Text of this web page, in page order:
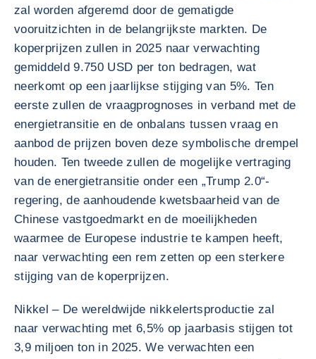
zal worden afgeremd door de gematigde
vooruitzichten in de belangrijkste markten. De
koperprijzen zullen in 2025 naar verwachting
gemiddeld 9.750 USD per ton bedragen, wat
neerkomt op een jaarlijkse stijging van 5%. Ten
eerste zullen de vraagprognoses in verband met de
energietransitie en de onbalans tussen vraag en
aanbod de prijzen boven deze symbolische drempel
houden. Ten tweede zullen de mogelijke vertraging
van de energietransitie onder een „Trump 2.0“-
regering, de aanhoudende kwetsbaarheid van de
Chinese vastgoedmarkt en de moeilijkheden
waarmee de Europese industrie te kampen heeft,
naar verwachting een rem zetten op een sterkere
stijging van de koperprijzen.
Nikkel – De wereldwijde nikkelertsproductie zal
naar verwachting met 6,5% op jaarbasis stijgen tot
3,9 miljoen ton in 2025. We verwachten een